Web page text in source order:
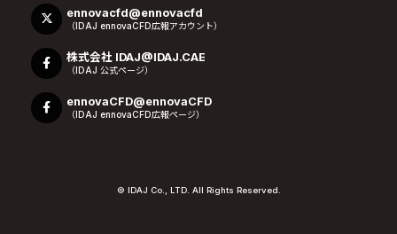
ennovacfd@ennovacfd
（IDAJ ennovaCFD広報アカウント）
株式会社 IDAJ@IDAJ.CAE
（IDAJ 公式ページ）
ennovaCFD@ennovaCFD
（IDAJ ennovaCFD広報ページ）
© IDAJ Co., LTD. All Rights Reserved.